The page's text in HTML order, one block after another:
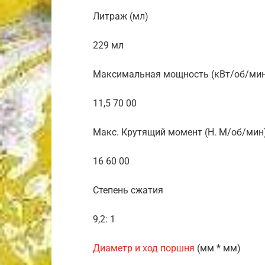
Литраж (мл)
229 мл
Максимальная мощность (кВт/об/
11,5 70 00
Макс. Крутящий момент (Н. М/об/
16 60 00
Степень сжатия
9,2: 1
Диаметр и ход поршня (мм * мм)